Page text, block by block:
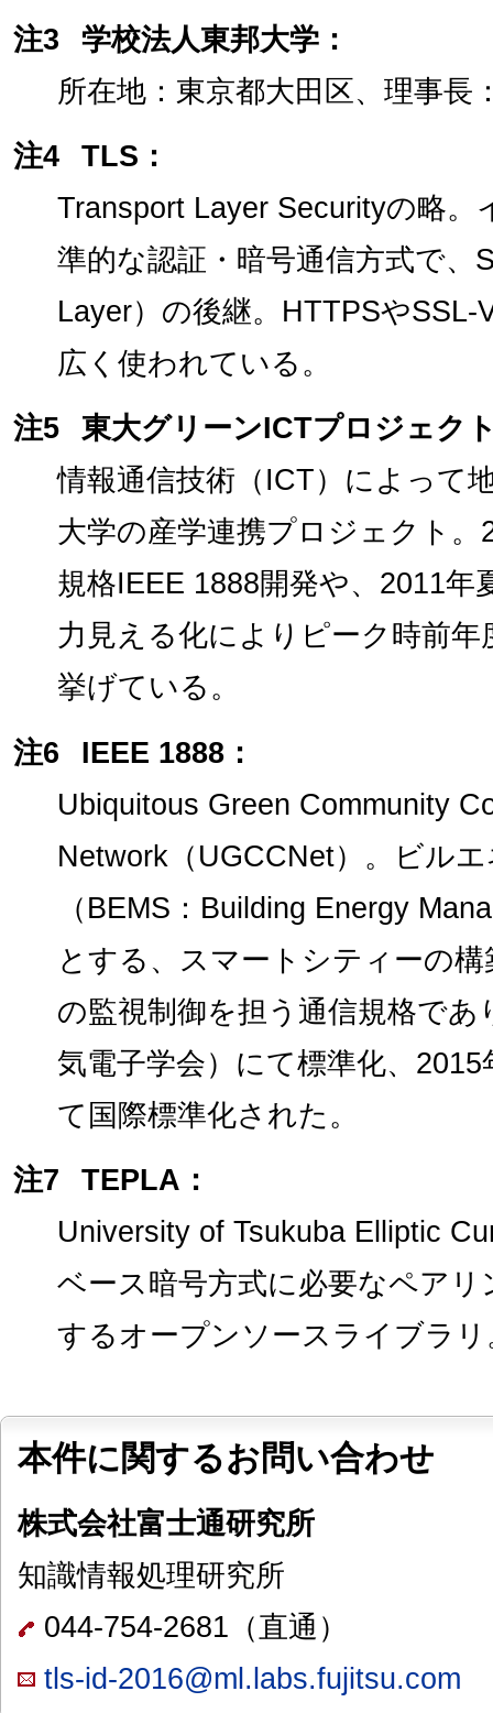
注3
学校法人東邦大学：
所在地：東京都大田区、理事長
注4
TLS：
Transport Layer Securityの略
準的な認証・暗号通信方式で、
Layer）の後継。HTTPSや
広く使われている。
注5
東大グリーンICTプロジェク
情報通信技術（ICT）によって
大学の産学連携プロジェクト。
規格IEEE 1888開発や、2011
力見える化によりピーク時前
挙げている。
注6
IEEE 1888：
Ubiquitous Green Community
Network（UGCCNet）。ビル
（BEMS：Building Energy
とする、スマートシティーの
の監視制御を担う通信規格であ
気電子学会）にて標準化、
て国際標準化された。
注7
TEPLA：
University of Tsukuba Elliptic
ベース暗号方式に必要なペア
するオープンソースライブラリ
本件に関するお問い合わせ
株式会社富士通研究所
知識情報処理研究所
044-754-2681（直通）
tls-id-2016@ml.labs.fujitsu.com